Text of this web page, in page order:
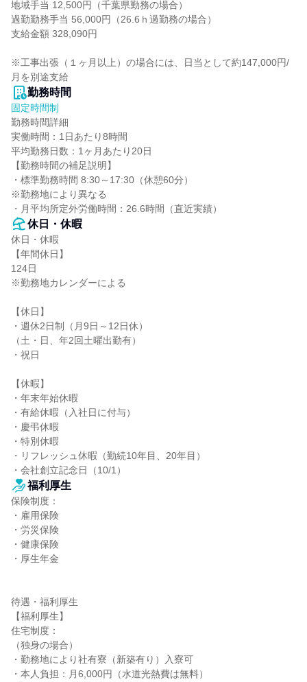
地域手当 12,500円（千葉県勤務の場合）
過勤勤務手当 56,000円（26.6ｈ過勤務の場合）
支給金額 328,090円
※工事出張（１ヶ月以上）の場合には、日当として約147,000円/
月を別途支給
勤務時間
固定時間制
勤務時間詳細
実働時間：1日あたり8時間
平均勤務日数：1ヶ月あたり20日
【勤務時間の補足説明】
・標準勤務時間 8:30～17:30（休憩60分）
※勤務地により異なる
・月平均所定外労働時間：26.6時間（直近実績）
休日・休暇
休日・休暇
【年間休日】
124日
※勤務地カレンダーによる
【休日】
・週休2日制（月9日～12日休）
（土・日、年2回土曜出勤有）
・祝日
【休暇】
・年末年始休暇
・有給休暇（入社日に付与）
・慶弔休暇
・特別休暇
・リフレッシュ休暇（勤続10年目、20年目）
・会社創立記念日（10/1）
福利厚生
保険制度：
・雇用保険
・労災保険
・健康保険
・厚生年金
待遇・福利厚生
【福利厚生】
住宅制度：
（独身の場合）
・勤務地により社有寮（新築有り）入寮可
・本人負担：月6,000円（水道光熱費は無料）